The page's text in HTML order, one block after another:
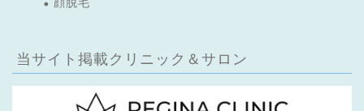
顔脱毛
当サイト掲載クリニック＆サロン